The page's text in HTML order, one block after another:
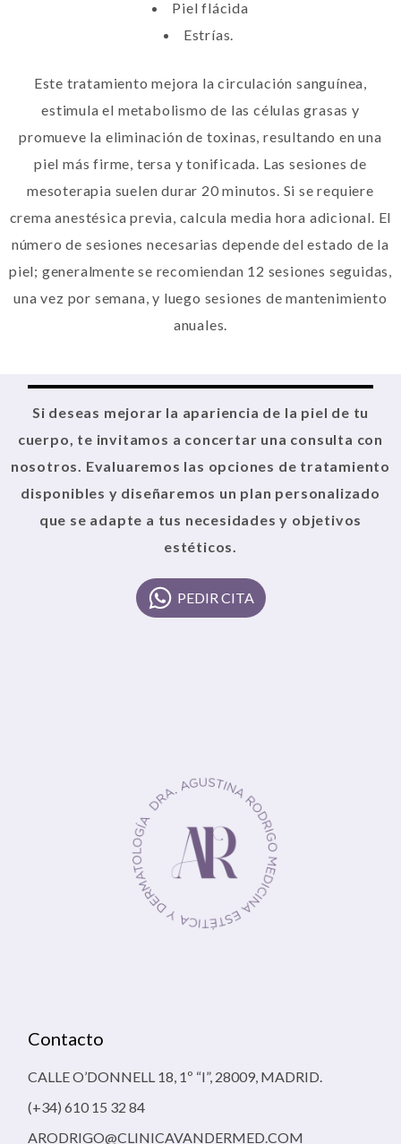
Piel flácida
Estrías.
Este tratamiento mejora la circulación sanguínea,
estimula el metabolismo de las células grasas y
promueve la eliminación de toxinas, resultando en una
piel más firme, tersa y tonificada. Las sesiones de
mesoterapia suelen durar 20 minutos. Si se requiere
crema anestésica previa, calcula media hora adicional. El
número de sesiones necesarias depende del estado de la
piel; generalmente se recomiendan 12 sesiones seguidas,
una vez por semana, y luego sesiones de mantenimiento
anuales.
Si deseas mejorar la apariencia de la piel de tu
cuerpo, te invitamos a concertar una consulta con
nosotros. Evaluaremos las opciones de tratamiento
disponibles y diseñaremos un plan personalizado
que se adapte a tus necesidades y objetivos
estéticos.
PEDIR CITA
Contacto
CALLE O’DONNELL 18, 1º “I”, 28009, MADRID.
(+34) 610 15 32 84
ARODRIGO@CLINICAVANDERMED.COM